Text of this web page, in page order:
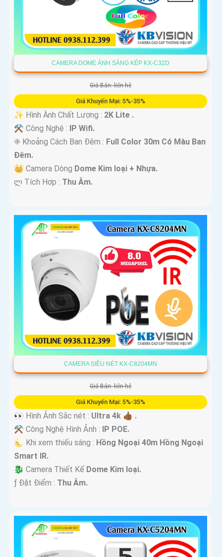
CAMERA DOME ÁNH SÁNG KÉP KX-C32D
Giá Bán: liên hệ
Giá Khuyến Mại: 5%-35%
✨ Hình Ành Chất Lượng : 2K Lite .
⚒ Công Nghệ : IP Wifi.
❈ Khoảng Cách Ban Đêm : Full Color 30m Có Màu Ban
Ðêm.
👑 Camera Dòng Dome Kim loại + Nhựa.
️ლ Tích Hợp : Thu Âm.
CAMERA SIÊU NÉT KX-C8204MN
Giá Bán: liên hệ
Giá Khuyến Mại: 5%-35%
️
👀 Hình Ảnh Sắc nét : Ultra 4k 👍🏾 .
⚒ Công Nghệ Hình Ảnh : IP POE.
🌜 Khi xem thiếu sáng : Hồng Ngoại 40m Hồng Ngoại
Smart IR.
🐉️ Camera Thiết Kế Dome Kim loại.
️ƒ Đặt Điểm : Thu Âm.